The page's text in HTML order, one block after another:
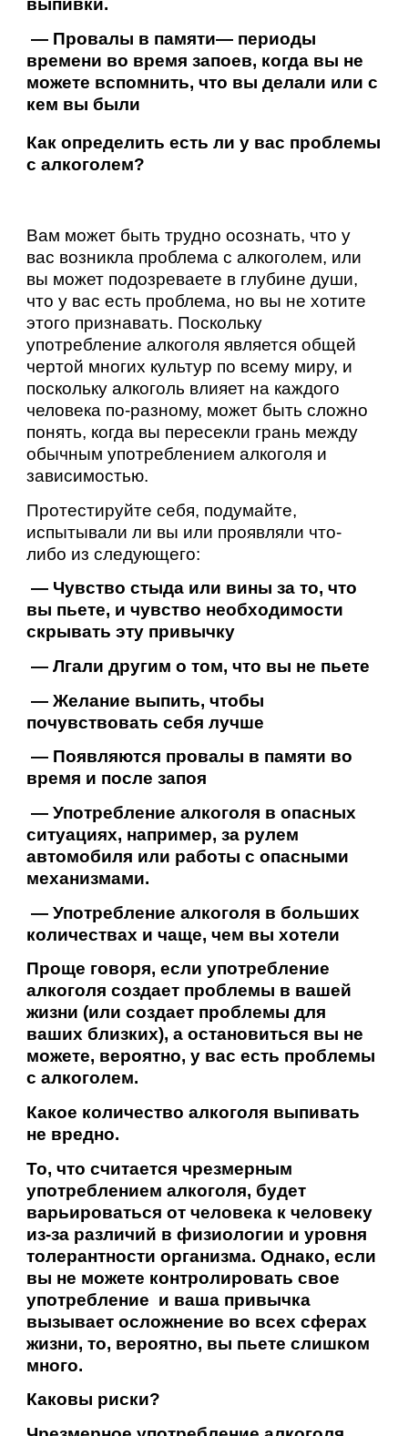
выпивки.
— Провалы в памяти— периоды
времени во время запоев, когда вы не
можете вспомнить, что вы делали или с
кем вы были
Как определить есть ли у вас проблемы
с алкоголем?
Вам может быть трудно осознать, что у
вас возникла проблема с алкоголем, или
вы может подозреваете в глубине души,
что у вас есть проблема, но вы не хотите
этого признавать. Поскольку
употребление алкоголя является общей
чертой многих культур по всему миру, и
поскольку алкоголь влияет на каждого
человека по-разному, может быть сложно
понять, когда вы пересекли грань между
обычным употреблением алкоголя и
зависимостью.
Протестируйте себя, подумайте,
испытывали ли вы или проявляли что-
либо из следующего:
— Чувство стыда или вины за то, что
вы пьете, и чувство необходимости
скрывать эту привычку
— Лгали другим о том, что вы не пьете
— Желание выпить, чтобы
почувствовать себя лучше
— Появляются провалы в памяти во
время и после запоя
— Употребление алкоголя в опасных
ситуациях, например, за рулем
автомобиля или работы с опасными
механизмами.
— Употребление алкоголя в больших
количествах и чаще, чем вы хотели
Проще говоря, если употребление
алкоголя создает проблемы в вашей
жизни (или создает проблемы для
ваших близких), а остановиться вы не
можете, вероятно, у вас есть проблемы
с алкоголем.
Какое количество алкоголя выпивать
не вредно.
То, что считается чрезмерным
употреблением алкоголя, будет
варьироваться от человека к человеку
из-за различий в физиологии и уровня
толерантности организма. Однако, если
вы не можете контролировать свое
употребление и ваша привычка
вызывает осложнение во всех сферах
жизни, то, вероятно, вы пьете слишком
много.
Каковы риски?